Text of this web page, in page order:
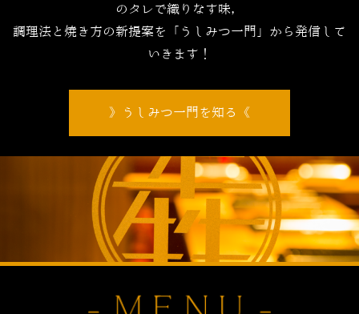
のタレで織りなす味，
調理法と焼き方の新提案を「うしみつ一門」から発信して
いきます！
うしみつ一門を知る